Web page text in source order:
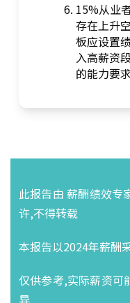
15%从业
存在上升
板应设置
入高薪资
的能力要
此报告由 薪酬绩效
许,不得转载
本报告以2024年薪酬
仅供参考,实际薪资可
异